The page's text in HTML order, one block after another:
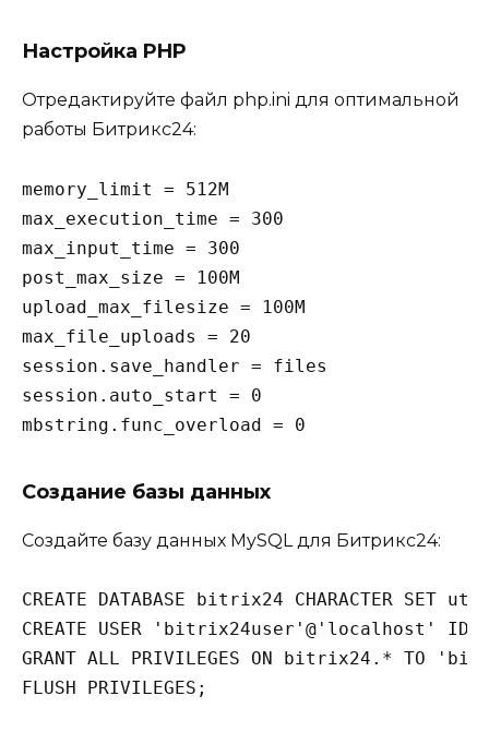
Настройка PHP
Отредактируйте файл php.ini для оптимальной
работы Битрикс24:
memory_limit = 512M
max_execution_time = 300
max_input_time = 300
post_max_size = 100M
upload_max_filesize = 100M
max_file_uploads = 20
session.save_handler = files
session.auto_start = 0
Создание базы данных
Создайте базу данных MySQL для Битрикс24:
CREATE DATABASE bitrix24 CHARACTER SET
CREATE USER 'bitrix24user'@'localhost'
GRANT ALL PRIVILEGES ON bitrix24.* TO